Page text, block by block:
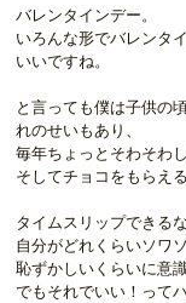
バレンタインデー。
いろんな形でバレンタ
いいですね。
と言っても僕は子供の
れのせいもあり、
毎年ちょっとそわそわし
そしてチョコをもらえ
タイムスリップできる
自分がどれくらいソワ
恥ずかしいくらいに意識
でもそれでいい！って